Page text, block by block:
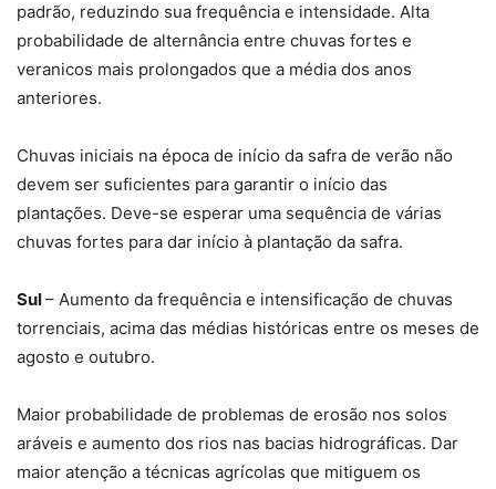
padrão, reduzindo sua frequência e intensidade. Alta
probabilidade de alternância entre chuvas fortes e
veranicos mais prolongados que a média dos anos
anteriores.
Chuvas iniciais na época de início da safra de verão não
devem ser suficientes para garantir o início das
plantações. Deve-se esperar uma sequência de várias
chuvas fortes para dar início à plantação da safra.
Sul– Aumento da frequência e intensificação de chuvas
torrenciais, acima das médias históricas entre os meses de
agosto e outubro.
Maior probabilidade de problemas de erosão nos solos
aráveis e aumento dos rios nas bacias hidrográficas. Dar
maior atenção a técnicas agrícolas que mitiguem os